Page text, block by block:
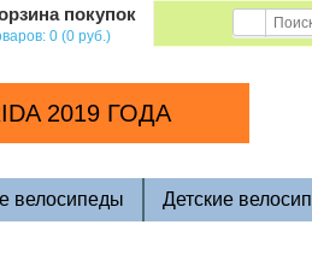
2019 ГОДА
покупок
0 (0 руб.)
велосипеды Детские